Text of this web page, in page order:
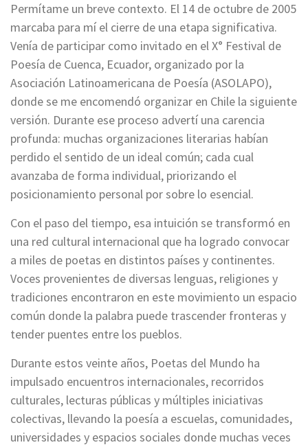
Permítame un breve contexto. El 14 de octubre de 2005
marcaba para mí el cierre de una etapa significativa.
Venía de participar como invitado en el X° Festival de
Poesía de Cuenca, Ecuador, organizado por la
Asociación Latinoamericana de Poesía (ASOLAPO),
donde se me encomendó organizar en Chile la siguiente
versión. Durante ese proceso advertí una carencia
profunda: muchas organizaciones literarias habían
perdido el sentido de un ideal común; cada cual
avanzaba de forma individual, priorizando el
posicionamiento personal por sobre lo esencial.
Con el paso del tiempo, esa intuición se transformó en
una red cultural internacional que ha logrado convocar
a miles de poetas en distintos países y continentes.
Voces provenientes de diversas lenguas, religiones y
tradiciones encontraron en este movimiento un espacio
común donde la palabra puede trascender fronteras y
tender puentes entre los pueblos.
Durante estos veinte años, Poetas del Mundo ha
impulsado encuentros internacionales, recorridos
culturales, lecturas públicas y múltiples iniciativas
colectivas, llevando la poesía a escuelas, comunidades,
universidades y espacios sociales donde muchas veces